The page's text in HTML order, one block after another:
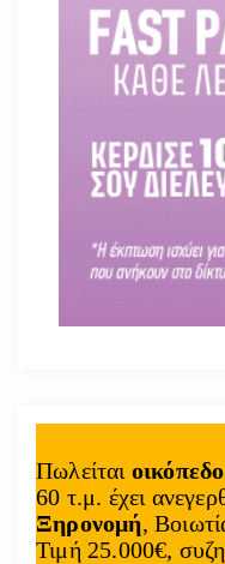
Πωλείται οικόπεδο
60 τ.μ. έχει
Ξηρονομή,
Τιμή 25.000€,